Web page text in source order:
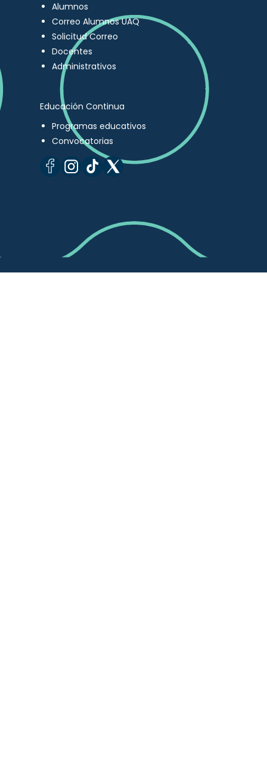
Alumnos
Correo Alumnos UAQ
Solicitud Correo
Docentes
Administrativos
Educación Continua
Programas educativos
Convocatorias